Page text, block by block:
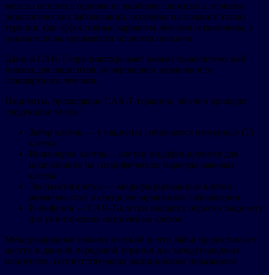
железы остаются одними из наиболее сложных в лечении
онкологических заболеваний, особенно на поздних этапах
терапии, где эффективные варианты лечения ограничены, а
показатели выживаемости остаются низкими.
Данная CAR-T-терапияоткрывает новый терапевтический
подход для пациентов, исчерпавших возможности
стандартного лечения.
Пациенты, проходящие CAR-T-терапию, обычно проходят
следующие этапы:
Забор клеток — у пациента собираются иммунные (T)
клетки
Инженерия клеток— клетки модифицируются для
нацеливания на специфические маркеры раковых
клеток
Экспансия клеток — модифицированные клетки
размножаются в специализированной лаборатории
Реинфузия — CAR-T-клетки вводятся обратно пациенту
для уничтожения опухолевых клеток
Международный онкологический центр Jiahui предоставляет
доступ к данной передовой терапии для международных
пациентов, соответствующих медицинским показаниям.